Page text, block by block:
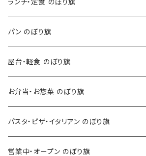
ランチ・定食 のぼり旗
パン のぼり旗
屋台・軽食 のぼり旗
お弁当・お惣菜 のぼり旗
パスタ・ピザ・イタリアン のぼり旗
営業中・オープン のぼり旗